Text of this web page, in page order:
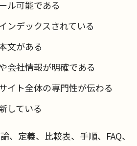
ル可能である
ンデックスされている
文がある
会社情報が明確である
イト全体の専門性が伝わる
している
、定義、比較表、手順、FAQ、